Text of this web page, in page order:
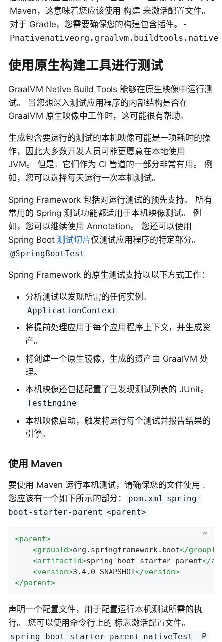
Maven，这意味着您应该使用 构建 来激活配置文件。
对于 Gradle，您需要确保您的构建包含插件。
-
Pnativenativeorg.graalvm.buildtools.native
使用原生构建工具进行测试
GraalVM Native Build Tools 能够在原生映像中运行测
试。 当您想深入测试应用程序的内部结构是否在
GraalVM 原生映像中工作时，这可能很有帮助。
生成包含要运行的测试的本机映像可能是一项耗时的操
作，因此大多数开发人员可能更愿意在本地使用
JVM。 但是，它们作为 CI 管道的一部分非常有用。 例
如，您可以选择每天运行一次本机测试。
Spring Framework 包括对运行测试的预先支持。 所有
常用的 Spring 测试功能都适用于本机映像测试。 例
如，您可以继续使用 Annotation。 您还可以使用
Spring Boot 测试切片仅测试应用程序的特定部分。
@SpringBootTest
Spring Framework 的原生测试支持以以下方式工作：
分析测试以发现所需的任何实例。
ApplicationContext
将提前处理应用于每个应用程序上下文，并生成资
产。
将创建一个原生镜像，生成的资产由 GraalVM 处
理。
本机映像还包括配置了已发现测试列表的 JUnit。
TestEngine
本机映像启动，触发将运行每个测试并报告结果的
引擎。
使用 Maven
要使用 Maven 运行本机测试，请确保您的文件使用 .
您应该有一个如下所示的部分：
pom.xml spring-
boot-starter-parent <parent>
<parent>
<groupId>org.springframework.boot</groupId
<artifactId>spring-boot-starter-parent</
<version>3.4.0-SNAPSHOT</version>
</parent>
声明一个配置文件，用于配置运行本机测试所需的执
行。 您可以使用命令行上的 标志激活配置文件。
spring-boot-starter-parent nativeTest -P